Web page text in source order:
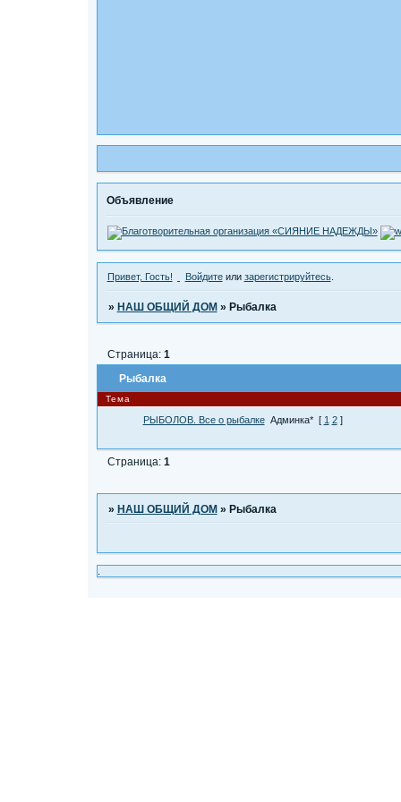
Объявление
Привет, Гость! Войдитеили зарегистрируйтесь.
» НАШ ОБЩИЙ ДОМ » Рыбалка
Рыбалка
Страница: 1
Тема
РЫБОЛОВ. Все о рыбалке Админка* [ 1 2 ]
Страница: 1
» НАШ ОБЩИЙ ДОМ » Рыбалка